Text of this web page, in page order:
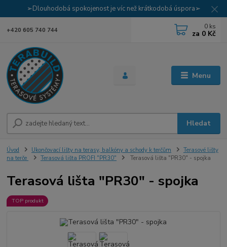
➢Dlouhodobá spokojenost je víc než krátkodobá úspora➢
Menu
Hledat
+420 605 740 744 0 ks
za 0 Kč
Úvod Ukončovací lišty na terasy, balkóny a schody k terčům
Terasové lišty
na terče
Terasová lišta PROFI "PR30" Terasová lišta "PR30" - spojka
Terasová lišta "PR30" - spojka
TOP produkt